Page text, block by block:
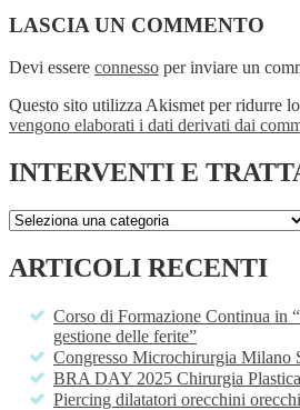
LASCIA UN COMMENTO
Devi essere connesso per inviare un
Questo sito utilizza Akismet per ridurre
vengono elaborati i dati derivati dai
INTERVENTI E
ARTICOLI RECENTI
Corso di Formazione Continua in
gestione delle ferite”
Congresso Microchirurgia Milano
BRA DAY 2025 Chirurgia
Piercing dilatatori orecchini